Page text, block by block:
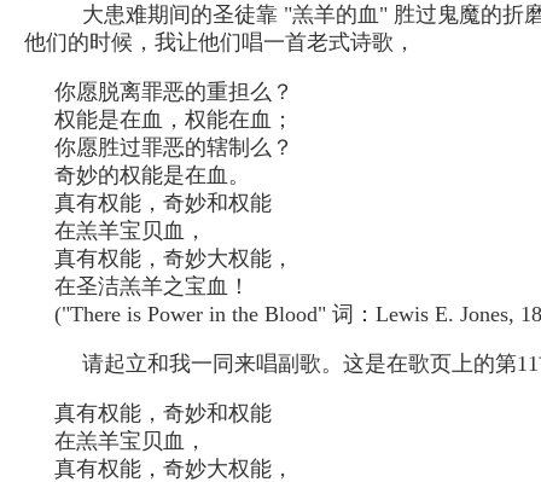
大患难期间的圣徒靠 "羔羊的血" 胜过鬼魔的折
他们的时候，我让他们唱一首老式诗歌，
你愿脱离罪恶的重担么？
权能是在血，权能在血；
你愿胜过罪恶的辖制么？
奇妙的权能是在血。
真有权能，奇妙和权能
在羔羊宝贝血，
真有权能，奇妙大权能，
在圣洁羔羊之宝血！
("There is Power in the Blood" 词：Lewis E. Jones,
请起立和我一同来唱副歌。这是在歌页上的第
真有权能，奇妙和权能
在羔羊宝贝血，
真有权能，奇妙大权能，